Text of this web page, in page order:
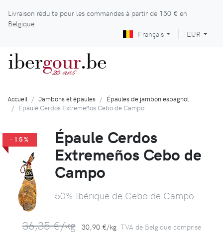
Livraison réduite pour les commandes à partir de 150 € en
Belgique
Français
EUR
ibergour
20 ans .be
Accueil Jambons et épaules
Épaules de jambon espagnol
Épaule Cerdos Extremeños Cebo de Campo
-15% Épaule Cerdos
Extremeños Cebo de
Campo
50% Ibérique de Cebo de Campo
36,35 €/kg 30,90 €/kg TVA de Belgique comprise